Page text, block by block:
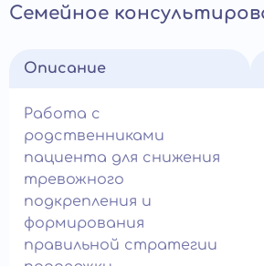
Семейное
Описание
Работа с
родственниками
пациента для снижения
тревожного
подкрепления и
формирования
правильной стратегии